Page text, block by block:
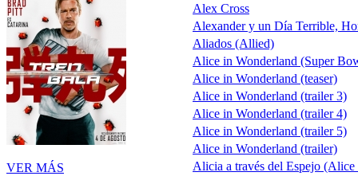
VER MÁS
Alex Cross
Alexander y un Día Terrible,
Aliados (Allied)
Alice in Wonderland (Super
Alice in Wonderland (teaser)
Alice in Wonderland (trailer 3)
Alice in Wonderland (trailer 4)
Alice in Wonderland (trailer 5)
Alice in Wonderland (trailer)
Alicia a través del Espejo